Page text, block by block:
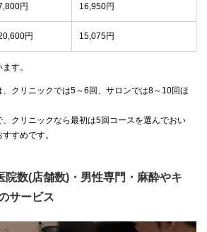
円 16,950円
円 15,075円
す。
クリニックでは5～6回、サロンでは8～10回ほ
クリニックなら最初は5回コースを選んでおい
すめです。
院数(店舗数)・男性専門・麻酔やキ
サービス